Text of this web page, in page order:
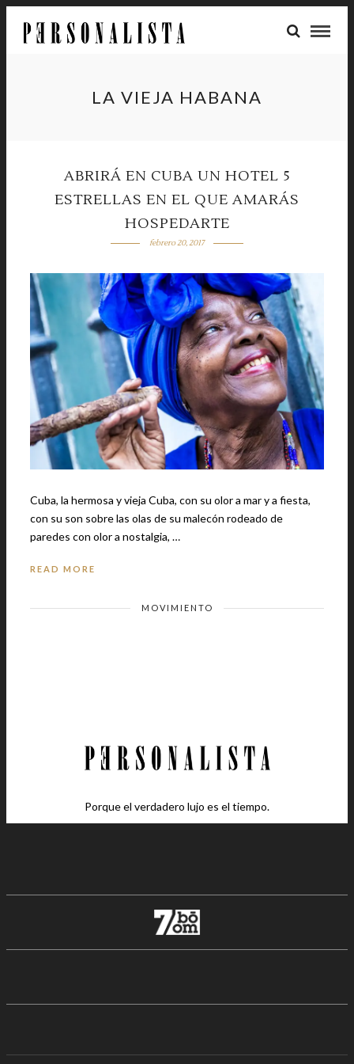
LA VIEJA HABANA
ABRIRÁ EN CUBA UN HOTEL 5
ESTRELLAS EN EL QUE AMARÁS
HOSPEDARTE
febrero 20, 2017
Cuba, la hermosa y vieja Cuba, con su olor a mar y a fiesta,
con su son sobre las olas de su malecón rodeado de
paredes con olor a nostalgia, …
READ MORE
MOVIMIENTO
Porque el verdadero lujo es el tiempo.